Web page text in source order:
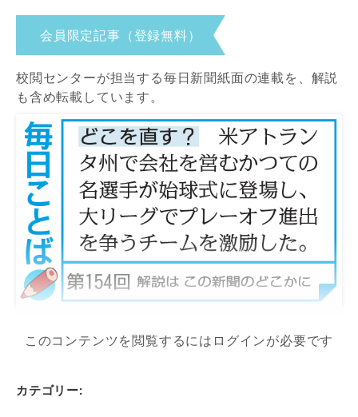
会員限定記事（登録無料）
校閲センターが担当する毎日新聞紙面の連載を、解説
も含め転載しています。
このコンテンツを閲覧するにはログインが必要です
カテゴリー: